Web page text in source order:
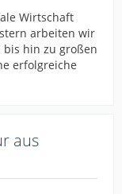
Wirtschaft
arbeiten wir
bis hin zu großen
erfolgreiche
aus